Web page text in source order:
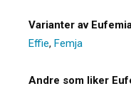
Varianter av
Effie, Femja
Andre som liker